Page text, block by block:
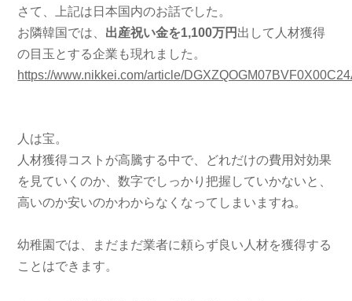
さて、上記は日本国内のお話でした。
お隣韓国では、 出産祝い金を1,100万円 出して人材獲得
の目玉とする企業も現れました。
https://www.nikkei.com/article/
人は宝。
人材獲得コストが高騰する中で、どれだけの費用対効果
を見ていくのか、数字でしっかり把握していかないと、
高いのか安いのかわからなくなってしまいますね。
幼稚園では、まだまだ業者に頼らず良い人材を獲得する
ことはできます。